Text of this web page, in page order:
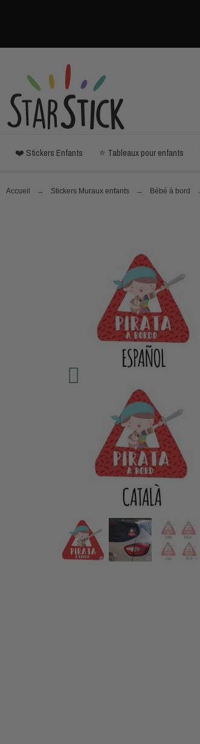
❤️ Stickers Enfants ⭐ Tableaux pour enfants
Accueil Stickers Muraux enfants Bébé à bord